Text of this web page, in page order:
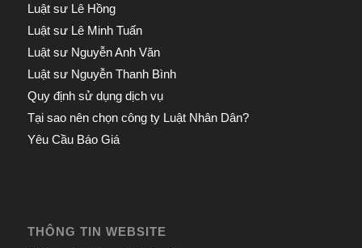
Luật sư Lê Hồng
Luật sư Lê Minh Tuấn
Luật sư Nguyễn Anh Văn
Luật sư Nguyễn Thanh Bình
Quy định sử dụng dịch vụ
Tại sao nên chọn công ty Luật Nhân Dân?
Yêu Cầu Báo Giá
THÔNG TIN WEBSITE